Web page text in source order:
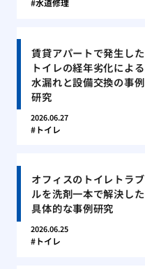
水道修理
賃貸アパートで発生した
トイレの経年劣化による
水漏れと設備交換の事例
研究
2026.06.27
トイレ
オフィスのトイレトラブ
ルを洗剤一本で解決した
具体的な事例研究
2026.06.25
トイレ